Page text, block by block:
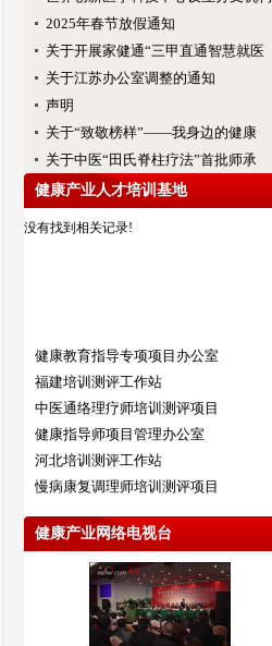
2025年春节放假通知
关于开展家健通“三甲直通智慧就医
关于江苏办公室调整的通知
声明
关于“致敬榜样”——我身边的健康
关于中医“田氏脊柱疗法”首批师承
健康产业人才培训基地
没有找到相关记录!
健康教育指导专项项目办公室
福建培训测评工作站
中医通络理疗师培训测评项目
健康指导师项目管理办公室
河北培训测评工作站
慢病康复调理师培训测评项目
健康产业网络电视台